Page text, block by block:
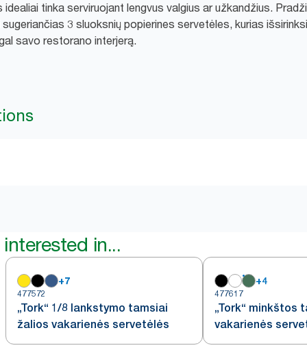
tinka serviruojant lengvus valgius ar užkandžius.
3 sluoksnių popierines servetėles, kurias
savo restorano interjerą.
in...
+7
477572
„Tork“ 1/8 lankstymo tamsiai
žalios vakarienės servetėlės
+4
477617
„Tork“ minkštos
vakarienės
lankstymo